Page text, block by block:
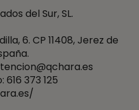
del Sur, SL.
6. CP 11408, Jerez de
616 373 125